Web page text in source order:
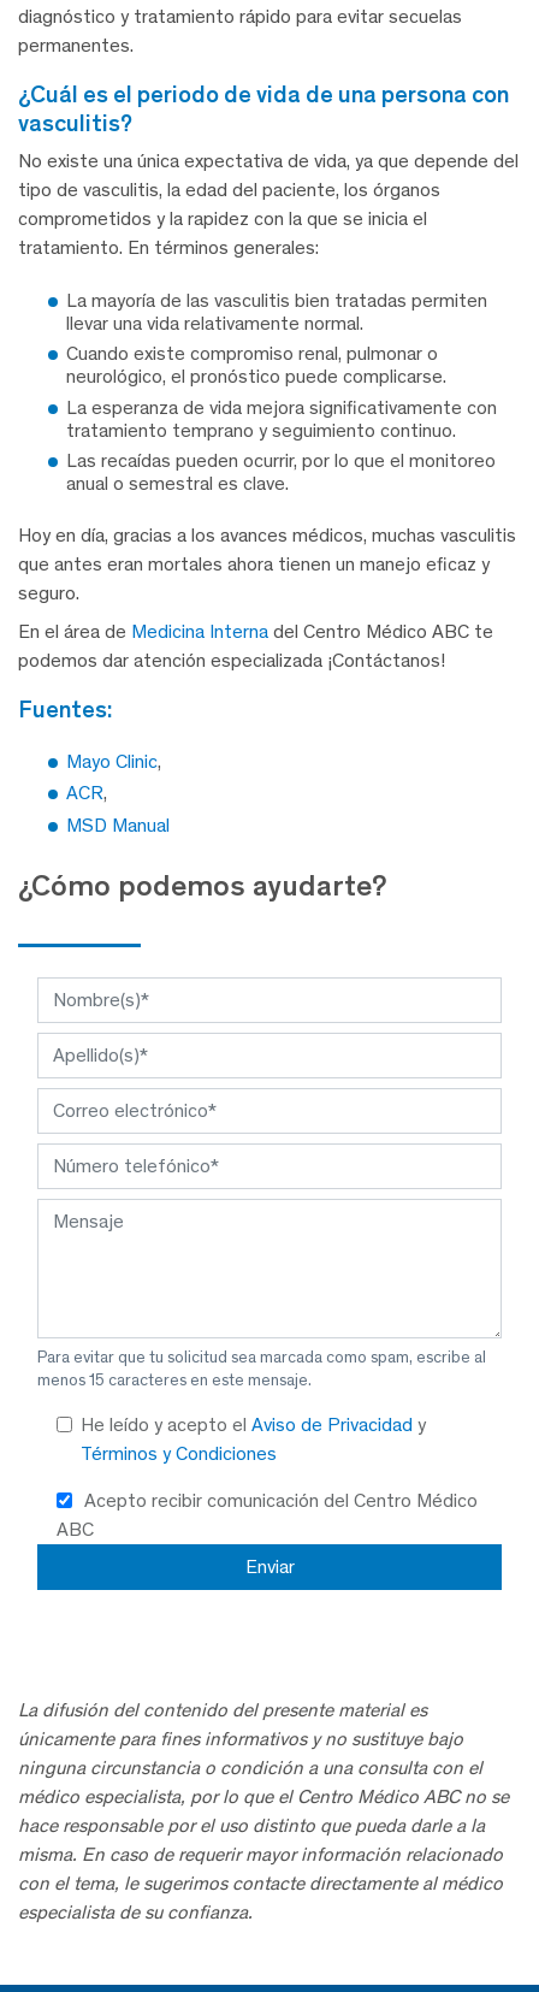
diagnóstico y tratamiento rápido para evitar secuelas
permanentes.
¿cuál es el periodo de vida de una persona con
vasculitis?
No existe una única expectativa de vida, ya que depende del
tipo de vasculitis, la edad del paciente, los órganos
comprometidos y la rapidez con la que se inicia el
tratamiento. En términos generales:
La mayoría de las vasculitis bien tratadas permiten
llevar una vida relativamente normal.
Cuando existe compromiso renal, pulmonar o
neurológico, el pronóstico puede complicarse.
La esperanza de vida mejora significativamente con
tratamiento temprano y seguimiento continuo.
Las recaídas pueden ocurrir, por lo que el monitoreo
anual o semestral es clave.
Hoy en día, gracias a los avances médicos, muchas vasculitis
que antes eran mortales ahora tienen un manejo eficaz y
seguro.
En el área de Medicina Interna del Centro Médico ABC te
podemos dar atención especializada ¡Contáctanos!
fuentes:
Mayo Clinic,
ACR,
MSD Manual
¿Cómo podemos ayudarte?
Para evitar que tu solicitud sea marcada como spam, escribe al
menos 15 caracteres en este mensaje.
He leído y acepto el Aviso de Privacidad y
Términos y Condiciones
Acepto recibir comunicación del Centro Médico
ABC
La difusión del contenido del presente material es
únicamente para fines informativos y no sustituye bajo
ninguna circunstancia o condición a una consulta con el
médico especialista, por lo que el Centro Médico ABC no se
hace responsable por el uso distinto que pueda darle a la
misma. En caso de requerir mayor información relacionado
con el tema, le sugerimos contacte directamente al médico
especialista de su confianza.